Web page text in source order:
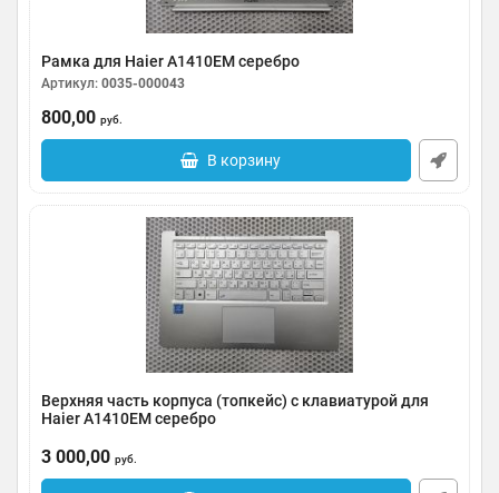
Рамка для Haier A1410EM серебро
Артикул: 0035-000043
800,00 руб.
В корзину
Верхняя часть корпуса (топкейс) с клавиатурой для
Haier A1410EM серебро
3 000,00 руб.